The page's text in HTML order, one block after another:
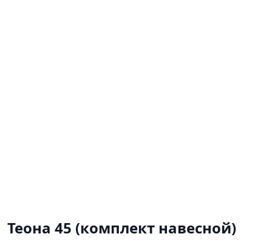
Теона 45 (комплект навесной)